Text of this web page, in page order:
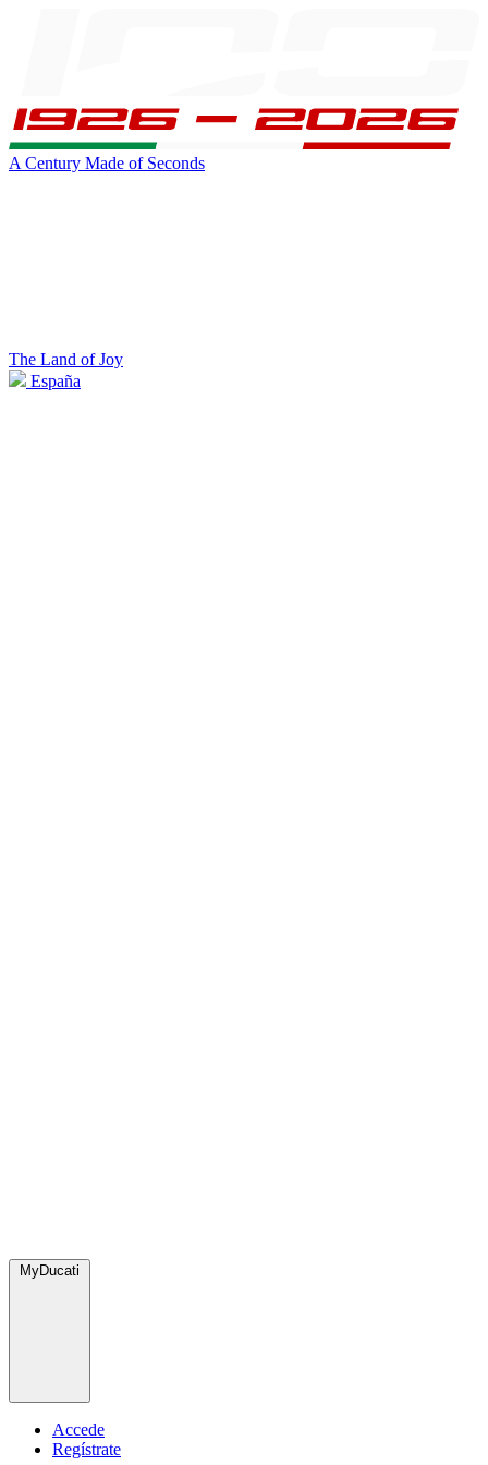
A Century Made of Seconds
The Land of Joy
España
MyDucati
Accede
Regístrate